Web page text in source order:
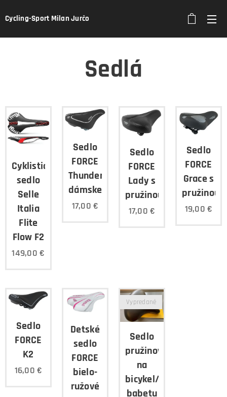
Cycling-Sport Milan Jurčo
Sedlá
Cyklistické
sedlo
Selle
Italia
Flite
Flow F2
149,00 €
Sedlo
FORCE
Thunder
dámske
17,00 €
Sedlo
FORCE
Lady s
pružinou
17,00 €
Sedlo
FORCE
Grace s
pružinou
19,00 €
Sedlo
FORCE
K2
16,00 €
Detské
sedlo
FORCE
bielo-
ružové
Sedlo
pružinové
na
bicykel/
babetu
Vypredané